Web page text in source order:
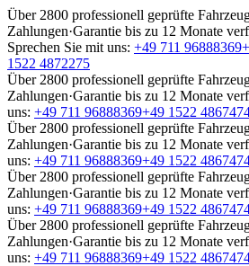
Über 2800 professionell geprüfte
Zahlungen·Garantie bis zu 12 Monate
Sprechen Sie mit uns: +49 711 96888369
1522 4872275
Über 2800 professionell geprüfte
Zahlungen·Garantie bis zu 12 Monate
uns: +49 711 96888369+49 1522
Über 2800 professionell geprüfte
Zahlungen·Garantie bis zu 12 Monate
uns: +49 711 96888369+49 1522
Über 2800 professionell geprüfte
Zahlungen·Garantie bis zu 12 Monate
uns: +49 711 96888369+49 1522
Über 2800 professionell geprüfte
Zahlungen·Garantie bis zu 12 Monate
uns: +49 711 96888369+49 1522